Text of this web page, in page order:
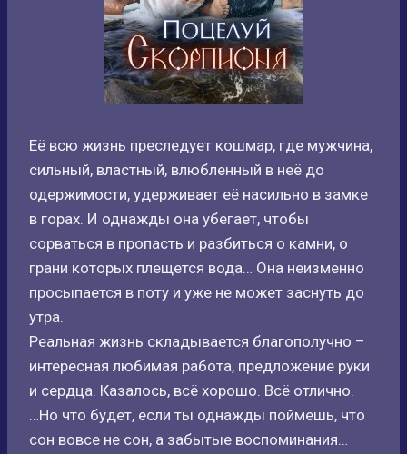
Её всю жизнь преследует кошмар, где мужчина,
сильный, властный, влюбленный в неё до
одержимости, удерживает её насильно в замке
в горах. И однажды она убегает, чтобы
сорваться в пропасть и разбиться о камни, о
грани которых плещется вода… Она неизменно
просыпается в поту и уже не может заснуть до
утра.
Реальная жизнь складывается благополучно –
интересная любимая работа, предложение руки
и сердца. Казалось, всё хорошо. Всё отлично.
…Но что будет, если ты однажды поймешь, что
сон вовсе не сон, а забытые воспоминания…